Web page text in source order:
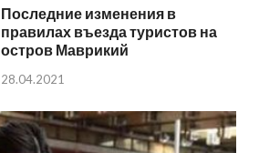
Последние изменения в
правилах въезда туристов на
остров Маврикий
28.04.2021